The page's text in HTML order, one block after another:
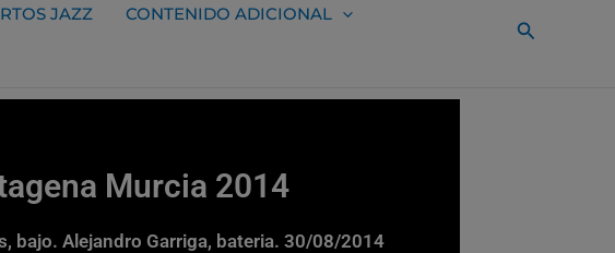
JAZZ
CONTENIDO ADICIONAL
Buscar
Murcia 2014
bajo. Alejandro Garriga, bateria. 30/08/2014